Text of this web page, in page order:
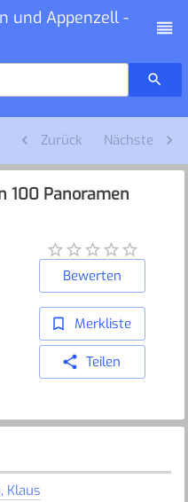
und Appenzell -
Zurück Nächste
100 Panoramen
Bewerten
Merkliste
Teilen
Klaus